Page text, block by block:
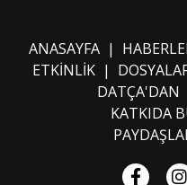
ETKİNLİK|
DATÇA'DAN
KATKIDA